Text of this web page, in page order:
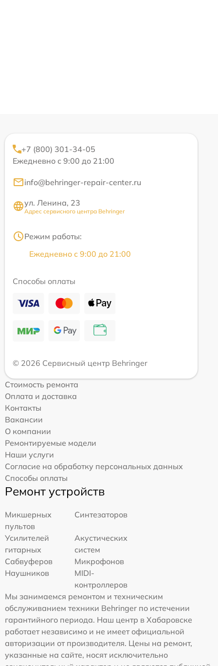
+7 (800) 301-34-05
Ежедневно с 9:00 до 21:00
info@behringer-repair-center.ru
ул. Ленина, 23
Адрес сервисного центра Behringer
Режим работы:
Ежедневно с 9:00 до 21:00
Способы оплаты
© 2026 Сервисный центр Behringer
Стоимость ремонта
Оплата и доставка
Контакты
Вакансии
О компании
Ремонтируемые модели
Наши услуги
Согласие на обработку персональных данных
Способы оплаты
Ремонт устройств
Микшерных
пультов
Синтезаторов
Усилителей
гитарных
Акустических
систем
Сабвуферов
Микрофонов
Наушников
MIDI-
контроллеров
Мы занимаемся ремонтом и техническим
обслуживанием техники Behringer по истечении
гарантийного периода. Наш центр в Хабаровске
работает независимо и не имеет официальной
авторизации от производителя. Цены на ремонт,
указанные на сайте, носят исключительно